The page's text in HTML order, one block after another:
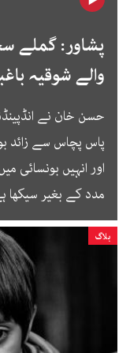
پشاور: گملے
والے شوقیہ
حسن خان نے
پاس پچاس سے زائد
اور انہیں بونسائی
مدد کے بغیر سیکھا
بلاگ